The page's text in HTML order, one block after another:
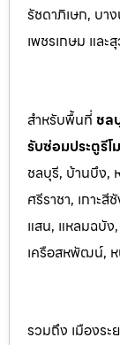
รัชดาภิเษก, บา
เพชรเกษม แล
สำหรับพื้นที่ ชล
รับซ่อมประตูรีโ
ชลบุรี, บ้านบึง,
ศรีราชา, เกาะ
แสน, แหลมฉบัง
เครือสหพัฒน์,
รวมถึง เมืองร